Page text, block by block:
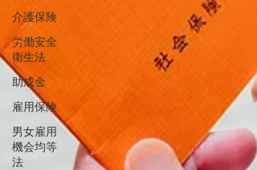
介護保険
労働安全
衛生法
助成金
雇用保険
男女雇用
機会均等
法